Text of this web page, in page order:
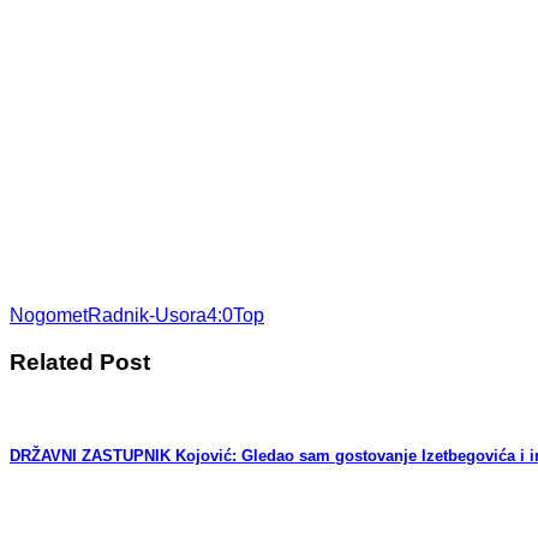
NogometRadnik-Usora4:0Top
Related Post
DRŽAVNI ZASTUPNIK Kojović: Gledao sam gostovanje